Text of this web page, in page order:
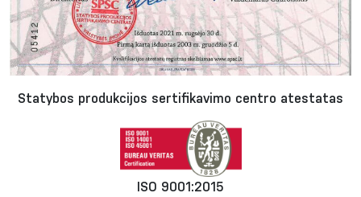
Statybos produkcijos sertifikavimo centro atestatas
ISO 9001:2015